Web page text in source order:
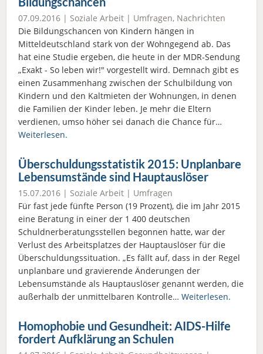
07.09.2016 | Soziale Arbeit | Umfragen, Nachrichten
Die Bildungschancen von Kindern hängen in
Mitteldeutschland stark von der Wohngegend ab. Das
hat eine Studie ergeben, die heute in der MDR-Sendung
„Exakt - So leben wir!" vorgestellt wird. Demnach gibt es
einen Zusammenhang zwischen der Schulbildung von
Kindern und den Kaltmieten der Wohnungen, in denen
die Familien der Kinder leben. Je mehr die Eltern
verdienen, umso höher sei danach die Chance für…
Weiterlesen.
Überschuldungsstatistik 2015: Unplan­bare
Lebens­umstände sind Hauptauslöser
15.07.2016 | Soziale Arbeit | Umfragen
Für fast jede fünfte Person (19 Prozent), die im Jahr 2015
eine Beratung in einer der 1 400 deutschen
Schuldnerberatungsstellen begonnen hatte, war der
Verlust des Arbeitsplatzes der Hauptauslöser für die
Überschuldungssituation. „Es fällt auf, dass in der Regel
unplanbare und gravierende Änderungen der
Lebensumstände als Hauptauslöser genannt werden, die
außerhalb der unmittelbaren Kontrolle… Weiterlesen.
Homophobie und Gesundheit: AIDS-Hilfe
fordert Aufklärung an Schulen